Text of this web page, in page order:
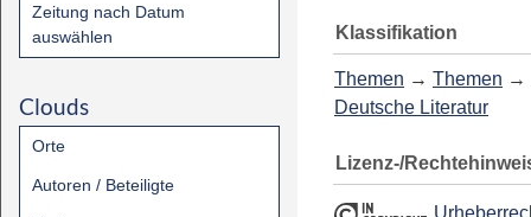
Zeitung nach Datum
auswählen
Clouds
Orte
Autoren / Beteiligte
Klassifikation
Themen → Themen →
Deutsche Literatur
Lizenz-/